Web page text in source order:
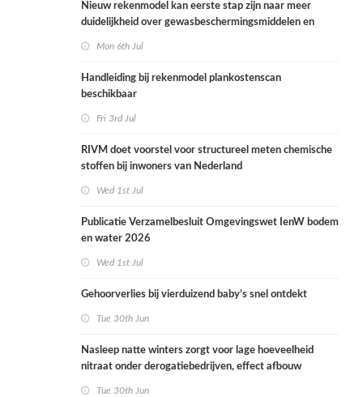
Nieuw rekenmodel kan eerste stap zijn naar meer
duidelijkheid over gewasbeschermingsmiddelen en
Mon 6th Jul
Handleiding bij rekenmodel plankostenscan
beschikbaar
Fri 3rd Jul
RIVM doet voorstel voor structureel meten chemische
stoffen bij inwoners van Nederland
Wed 1st Jul
Publicatie Verzamelbesluit Omgevingswet IenW bodem
en water 2026
Wed 1st Jul
Gehoorverlies bij vierduizend baby’s snel ontdekt
Tue 30th Jun
Nasleep natte winters zorgt voor lage hoeveelheid
nitraat onder derogatiebedrijven, effect afbouw
Tue 30th Jun